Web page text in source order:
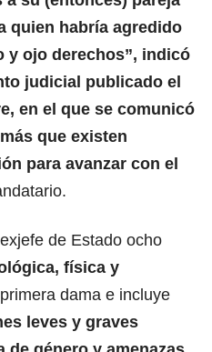
quien habría agredido
y ojo derechos”, indicó
judicial publicado el
en el que se comunicó
que existen
para avanzar con el
de Estado ocho
física y
dama e incluye
leves y graves